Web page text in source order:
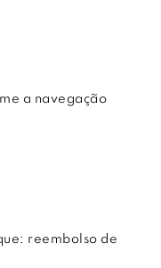
a navegação
reembolso de